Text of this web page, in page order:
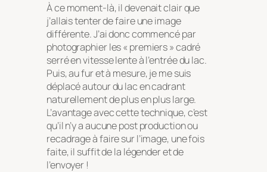
À ce moment-là, il devenait clair que
j’allais tenter de faire une image
différente. J’ai donc commencé par
photographier les « premiers » cadré
serré en vitesse lente à l’entrée du lac.
Puis, au fur et à mesure, je me suis
déplacé autour du lac en cadrant
naturellement de plus en plus large.
L’avantage avec cette technique, c’est
qu’il n’y a aucune post production ou
recadrage à faire sur l’image, une fois
faite, il suffit de la légender et de
l’envoyer !